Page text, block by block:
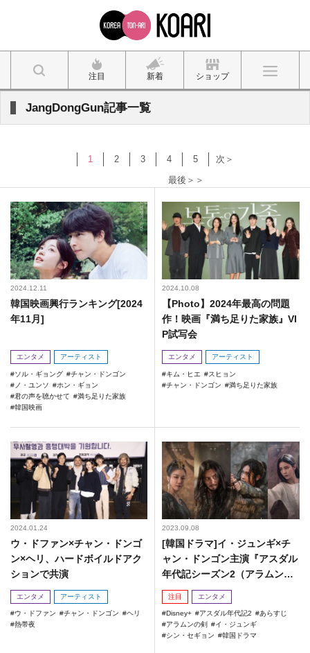
注目 新着 ショップ
JangDongGun記事一覧
1 2 3 4 5
次＞
最後＞＞
2024.12.11
韓国映画興行ランキング[2024
年11月]
エンタメ アーティスト
ソル・ギョング
チャン・ドンゴン
ノ・ユンソ
ホン・ギョン
君の声を聴かせて
満ち足りた家族
韓国映画
2024.10.08
【Photo】2024年最高の問題
作！映画『満ち足りた家族』VI
P試写会
エンタメ アーティスト
キム・ヒエ
スヒョン
チャン・ドンゴン
満ち足りた家族
2024.01.24
ウ・ドファン×チャン・ドンゴ
ン×ヘリ、ハードボイルドアク
ションで共演
エンタメ アーティスト
ウ・ドファン チャン・ドンゴン
ヘリ
熱帯夜
2023.09.08
[韓国ドラマ]イ・ジュンギ×チ
ャン・ドンゴン主演『アスダル
年代記シーズン2（アラムンの
剣）』
注目 エンタメ
Disney+ アスダル年代記2
あらすじ
アラムンの剣
イ・ジュンギ
シン・セギョン
韓国ドラマ